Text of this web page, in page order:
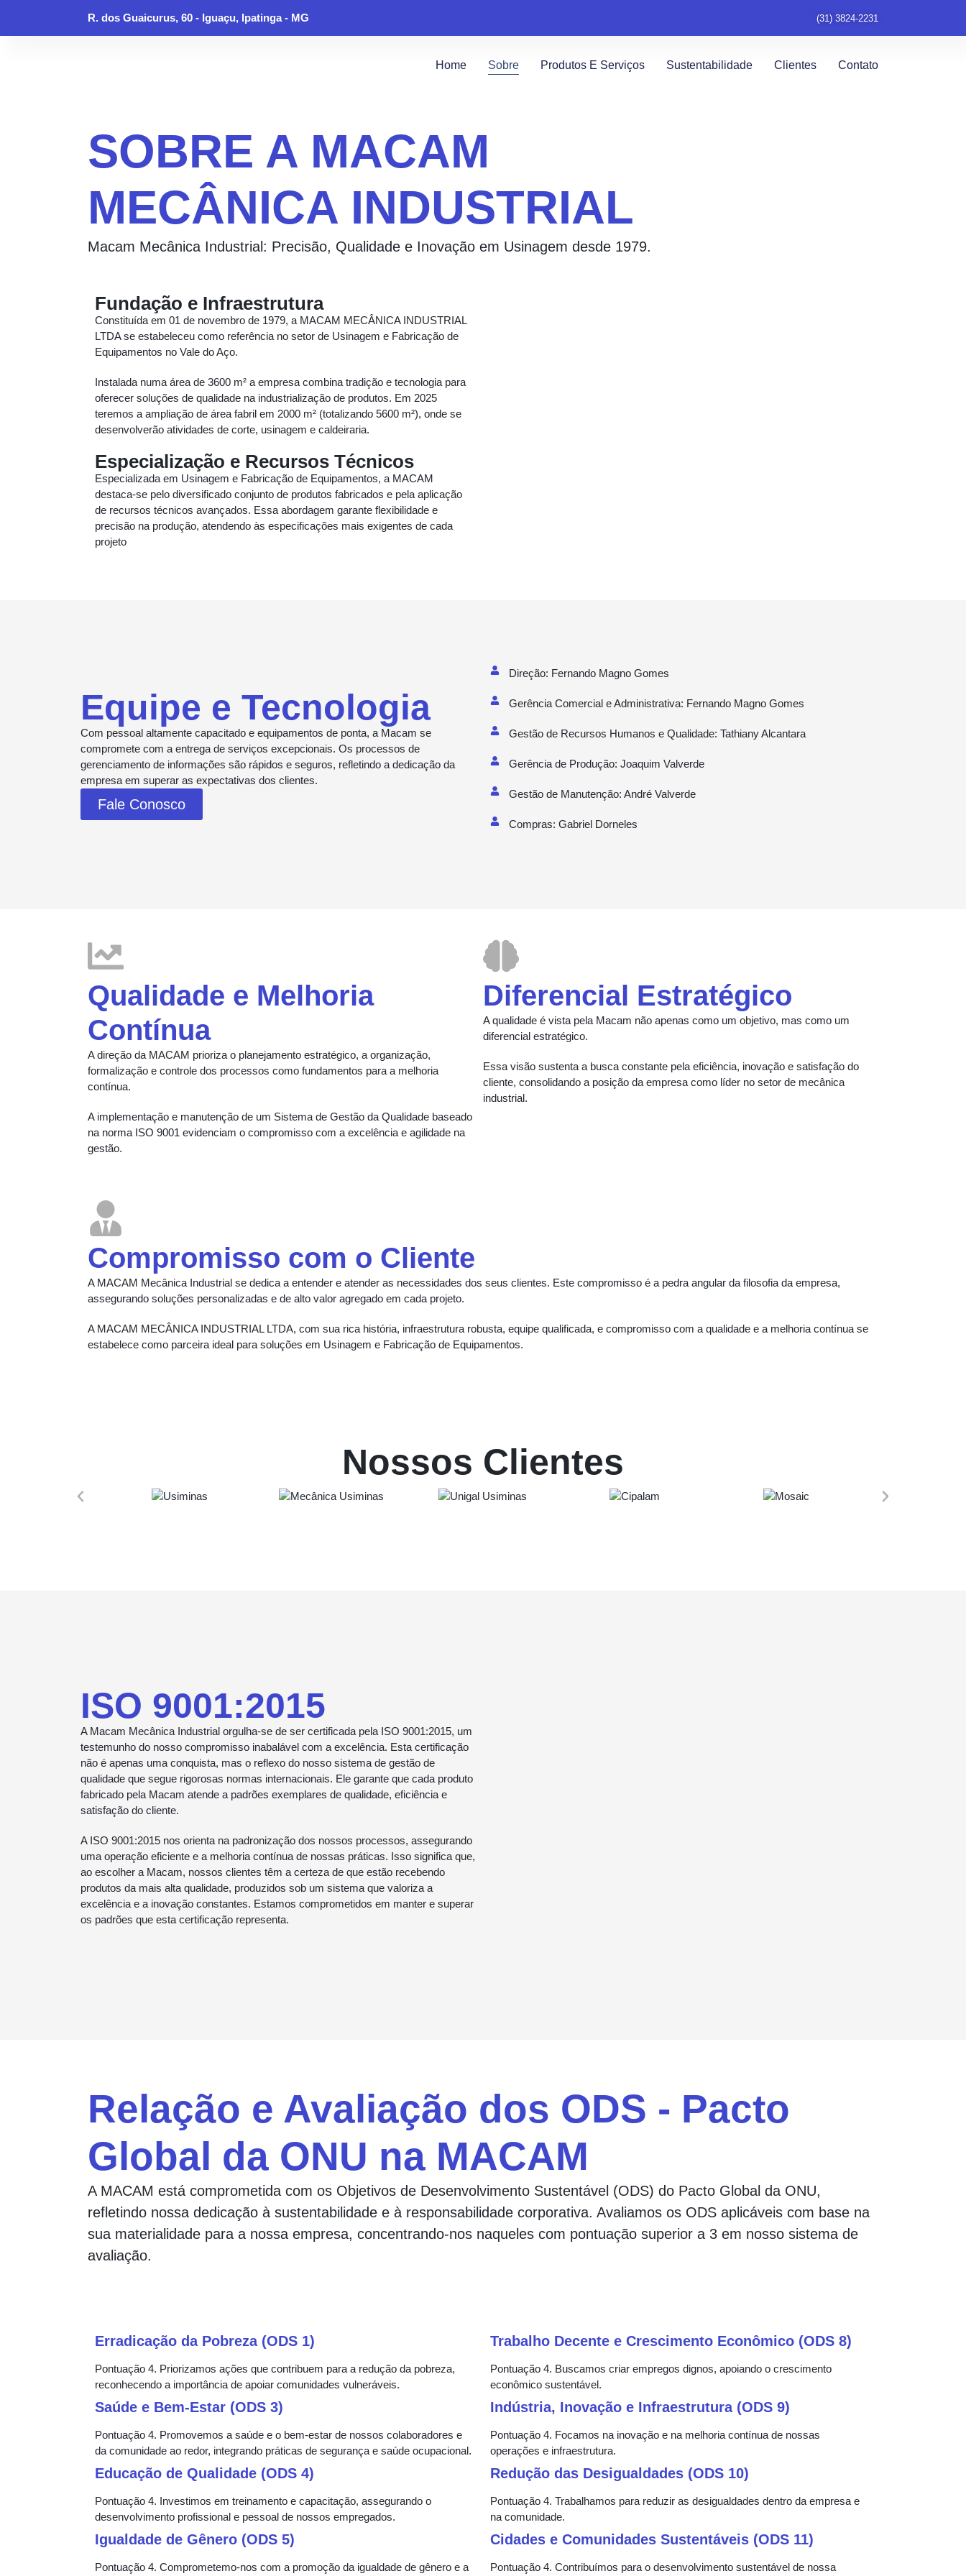
R. dos Guaicurus, 60 - Iguaçu, Ipatinga - MG (31) 3824-2231
Home Sobre Produtos E Serviços Sustentabilidade Clientes Contato
SOBRE A MACAM
MECÂNICA INDUSTRIAL
Macam Mecânica Industrial: Precisão, Qualidade e Inovação em Usinagem desde 1979.
Fundação e Infraestrutura
Constituída em 01 de novembro de 1979, a MACAM MECÂNICA INDUSTRIAL
LTDA se estabeleceu como referência no setor de Usinagem e Fabricação de
Equipamentos no Vale do Aço.
Instalada numa área de 3600 m² a empresa combina tradição e tecnologia para
oferecer soluções de qualidade na industrialização de produtos. Em 2025
teremos a ampliação de área fabril em 2000 m² (totalizando 5600 m²), onde se
desenvolverão atividades de corte, usinagem e caldeiraria.
Especialização e Recursos Técnicos
Especializada em Usinagem e Fabricação de Equipamentos, a MACAM
destaca-se pelo diversificado conjunto de produtos fabricados e pela aplicação
de recursos técnicos avançados. Essa abordagem garante flexibilidade e
precisão na produção, atendendo às especificações mais exigentes de cada
projeto
Equipe e Tecnologia
Com pessoal altamente capacitado e equipamentos de ponta, a Macam se
compromete com a entrega de serviços excepcionais. Os processos de
gerenciamento de informações são rápidos e seguros, refletindo a dedicação da
empresa em superar as expectativas dos clientes.
Fale Conosco
Direção: Fernando Magno Gomes
Gerência Comercial e Administrativa: Fernando Magno Gomes
Gestão de Recursos Humanos e Qualidade: Tathiany Alcantara
Gerência de Produção: Joaquim Valverde
Gestão de Manutenção: André Valverde
Compras: Gabriel Dorneles
Qualidade e Melhoria
Contínua
A direção da MACAM prioriza o planejamento estratégico, a organização,
formalização e controle dos processos como fundamentos para a melhoria
contínua.
A implementação e manutenção de um Sistema de Gestão da Qualidade baseado
na norma ISO 9001 evidenciam o compromisso com a excelência e agilidade na
gestão.
Diferencial Estratégico
A qualidade é vista pela Macam não apenas como um objetivo, mas como um
diferencial estratégico.
Essa visão sustenta a busca constante pela eficiência, inovação e satisfação do
cliente, consolidando a posição da empresa como líder no setor de mecânica
industrial.
Compromisso com o Cliente
A MACAM Mecânica Industrial se dedica a entender e atender as necessidades dos seus clientes. Este compromisso é a pedra angular da filosofia da empresa,
assegurando soluções personalizadas e de alto valor agregado em cada projeto.
A MACAM MECÂNICA INDUSTRIAL LTDA, com sua rica história, infraestrutura robusta, equipe qualificada, e compromisso com a qualidade e a melhoria contínua se
estabelece como parceira ideal para soluções em Usinagem e Fabricação de Equipamentos.
Nossos Clientes
ISO 9001:2015
A Macam Mecânica Industrial orgulha-se de ser certificada pela ISO 9001:2015, um
testemunho do nosso compromisso inabalável com a excelência. Esta certificação
não é apenas uma conquista, mas o reflexo do nosso sistema de gestão de
qualidade que segue rigorosas normas internacionais. Ele garante que cada produto
fabricado pela Macam atende a padrões exemplares de qualidade, eficiência e
satisfação do cliente.
A ISO 9001:2015 nos orienta na padronização dos nossos processos, assegurando
uma operação eficiente e a melhoria contínua de nossas práticas. Isso significa que,
ao escolher a Macam, nossos clientes têm a certeza de que estão recebendo
produtos da mais alta qualidade, produzidos sob um sistema que valoriza a
excelência e a inovação constantes. Estamos comprometidos em manter e superar
os padrões que esta certificação representa.
Relação e Avaliação dos ODS - Pacto
Global da ONU na MACAM
A MACAM está comprometida com os Objetivos de Desenvolvimento Sustentável (ODS) do Pacto Global da ONU,
refletindo nossa dedicação à sustentabilidade e à responsabilidade corporativa. Avaliamos os ODS aplicáveis com base na
sua materialidade para a nossa empresa, concentrando-nos naqueles com pontuação superior a 3 em nosso sistema de
avaliação.
Erradicação da Pobreza (ODS 1)
Pontuação 4. Priorizamos ações que contribuem para a redução da pobreza,
reconhecendo a importância de apoiar comunidades vulneráveis.
Saúde e Bem-Estar (ODS 3)
Pontuação 4. Promovemos a saúde e o bem-estar de nossos colaboradores e
da comunidade ao redor, integrando práticas de segurança e saúde ocupacional.
Educação de Qualidade (ODS 4)
Pontuação 4. Investimos em treinamento e capacitação, assegurando o
desenvolvimento profissional e pessoal de nossos empregados.
Igualdade de Gênero (ODS 5)
Pontuação 4. Comprometemo-nos com a promoção da igualdade de gênero e a
Trabalho Decente e Crescimento Econômico (ODS 8)
Pontuação 4. Buscamos criar empregos dignos, apoiando o crescimento
econômico sustentável.
Indústria, Inovação e Infraestrutura (ODS 9)
Pontuação 4. Focamos na inovação e na melhoria contínua de nossas
operações e infraestrutura.
Redução das Desigualdades (ODS 10)
Pontuação 4. Trabalhamos para reduzir as desigualdades dentro da empresa e
na comunidade.
Cidades e Comunidades Sustentáveis (ODS 11)
Pontuação 4. Contribuímos para o desenvolvimento sustentável de nossa